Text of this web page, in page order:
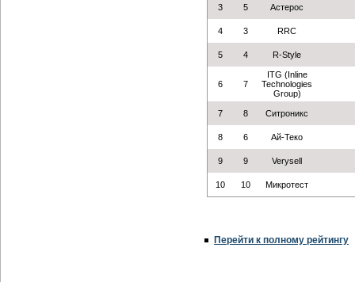
3 5 Астерос
4 3 RRC
5 4 R-Style
6 7
ITG (Inline
Technologies
Group)
7 8 Ситроникс
8 6 Ай-Теко
9 9 Verysell
10 10 Микротест
Перейти к полному рейтингу